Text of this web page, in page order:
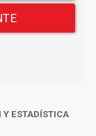
ESTADÍSTICA